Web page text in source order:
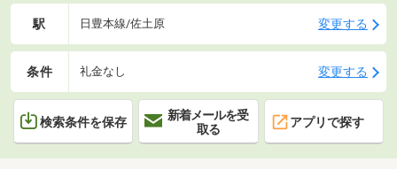
駅 日豊本線/佐土原 変更する
条件 礼金なし 変更する
検索条件を保存
新着メールを受
取る
アプリで探す